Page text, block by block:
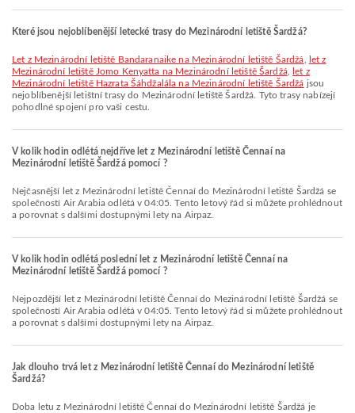
Které jsou nejoblíbenější letecké trasy do Mezinárodní letiště Šardžá?
let z Mezinárodní letiště Bandaranaike na Mezinárodní letiště Šardžá
let z
Mezinárodní letiště Jomo Kenyatta na Mezinárodní letiště Šardžá,
let z
Mezinárodní letiště Hazrata Šáhdžalála na Mezinárodní letiště Šardžá jsou
nejoblíbenější letištní trasy do Mezinárodní letiště Šardžá. Tyto trasy nabízejí
pohodlné spojení pro vaši cestu.
V kolik hodin odlétá nejdříve let z Mezinárodní letiště Čennaí na
Mezinárodní letiště Šardžá pomocí ?
Nejčasnější let z Mezinárodní letiště Čennaí do Mezinárodní letiště Šardžá se
společností Air Arabia odlétá v 04:05. Tento letový řád si můžete prohlédnout
a porovnat s dalšími dostupnými lety na Airpaz.
V kolik hodin odlétá poslední let z Mezinárodní letiště Čennaí na
Mezinárodní letiště Šardžá pomocí ?
Nejpozdější let z Mezinárodní letiště Čennaí do Mezinárodní letiště Šardžá se
společností Air Arabia odlétá v 04:05. Tento letový řád si můžete prohlédnout
a porovnat s dalšími dostupnými lety na Airpaz.
Jak dlouho trvá let z Mezinárodní letiště Čennaí do Mezinárodní letiště
Šardžá?
Doba letu z Mezinárodní letiště Čennaí do Mezinárodní letiště Šardžá je